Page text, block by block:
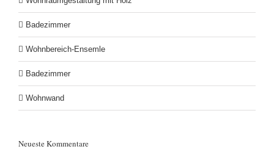
Badezimmer
Wohnbereich-Ensemle
Badezimmer
Wohnwand
Neueste Kommentare